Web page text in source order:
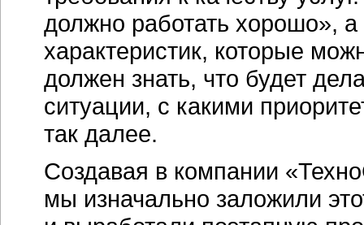
должно работать хорошо», а
характеристик, которые
должен знать, что будет
ситуации, с какими
так далее.
Создавая в компании
мы изначально заложили